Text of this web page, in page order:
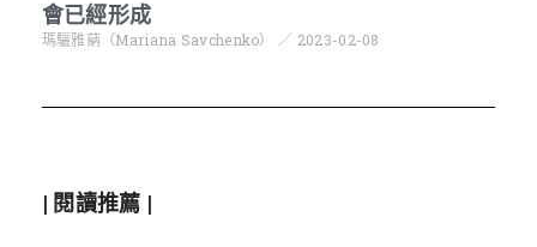
會已經形成
瑪驪雅蒳（Mariana Savchenko） 2023-02-08
| 閱讀推薦 |